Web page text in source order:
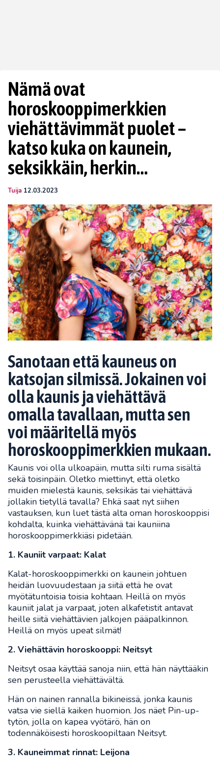
Nämä ovat
horoskooppimerkkien
viehättävimmät puolet –
katso kuka on kaunein,
seksikkäin, herkin…
Tuija 12.03.2023
Sanotaan että kauneus on
katsojan silmissä. Jokainen voi
olla kaunis ja viehättävä
omalla tavallaan, mutta sen
voi määritellä myös
horoskooppimerkkien mukaan.
Kaunis voi olla ulkoapäin, mutta silti ruma sisältä
sekä toisinpäin. Oletko miettinyt, että oletko
muiden mielestä kaunis, seksikäs tai viehättävä
jollakin tietyllä tavalla? Ehkä saat nyt siihen
vastauksen, kun luet tästä alta oman horoskooppisi
kohdalta, kuinka viehättävänä tai kauniina
horoskooppimerkkiäsi pidetään.
1. Kauniit varpaat: Kalat
Kalat-horoskooppimerkki on kaunein johtuen
heidän luovuudestaan ja siitä että he ovat
myötätuntoisia toisia kohtaan. Heillä on myös
kauniit jalat ja varpaat, joten alkafetistit antavat
heille siitä viehättävien jalkojen pääpalkinnon.
Heillä on myös upeat silmät!
2. Viehättävin horoskooppi: Neitsyt
Neitsyt osaa käyttää sanoja niin, että hän näyttääkin
sen perusteella viehättävältä.
Hän on nainen rannalla bikineissä, jonka kaunis
vatsa vie siellä kaiken huomion. Jos näet Pin-up-
tytön, jolla on kapea vyötärö, hän on
todennäköisesti horoskoopiltaan Neitsyt.
3. Kauneimmat rinnat: Leijona